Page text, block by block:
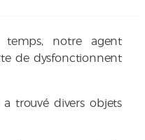
temps, notre agent
de dysfonctionnent
trouvé divers objets